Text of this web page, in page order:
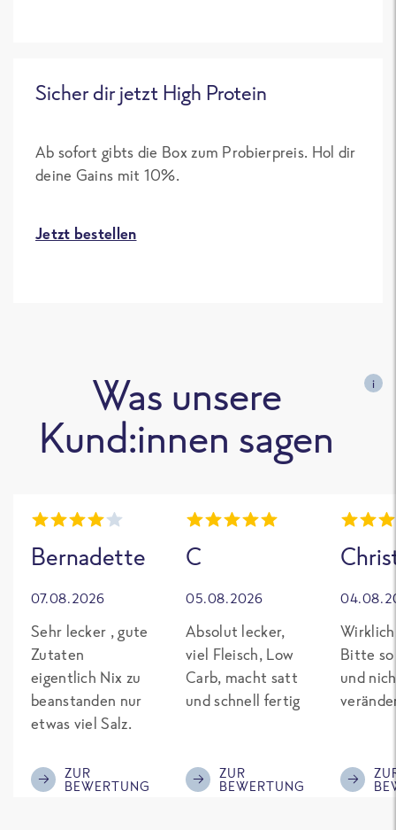
Sicher dir jetzt High Protein
Ab sofort gibts die Box zum Probierpreis. Hol dir
deine Gains mit 10%.
Jetzt bestellen
Was unsere
Kund:innen sagen
i
Bernadette
07.08.2026
Sehr lecker , gute
Zutaten
eigentlich Nix zu
beanstanden nur
etwas viel Salz.
ZUR
BEWERTUNG
C
05.08.2026
Absolut lecker,
viel Fleisch, Low
Carb, macht satt
und schnell fertig
ZUR
BEWERTUNG
Bitte so
und